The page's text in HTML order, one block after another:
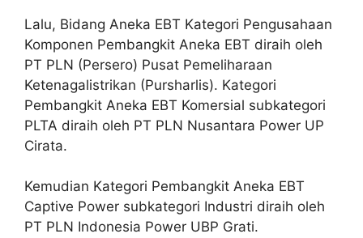
Lalu, Bidang Aneka EBT Kategori Pengusahaan
Komponen Pembangkit Aneka EBT diraih oleh
PT PLN (Persero) Pusat Pemeliharaan
Ketenagalistrikan (Pursharlis). Kategori
Pembangkit Aneka EBT Komersial subkategori
PLTA diraih oleh PT PLN Nusantara Power UP
Cirata.
Kemudian Kategori Pembangkit Aneka EBT
Captive Power subkategori Industri diraih oleh
PT PLN Indonesia Power UBP Grati.